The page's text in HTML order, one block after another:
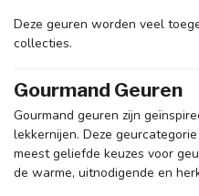
Deze geuren worden veel
collecties.
Gourmand Geuren
Gourmand geuren zijn
lekkernijen. Deze
meest geliefde keuzes voor
de warme, uitnodigende en